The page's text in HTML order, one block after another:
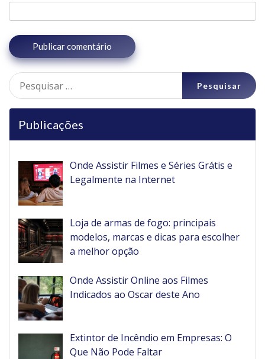
Pesquisar
por:
Publicações
Onde Assistir Filmes e Séries Grátis e
Legalmente na Internet
Loja de armas de fogo: principais
modelos, marcas e dicas para escolher
a melhor opção
Onde Assistir Online aos Filmes
Indicados ao Oscar deste Ano
Extintor de Incêndio em Empresas: O
Que Não Pode Faltar